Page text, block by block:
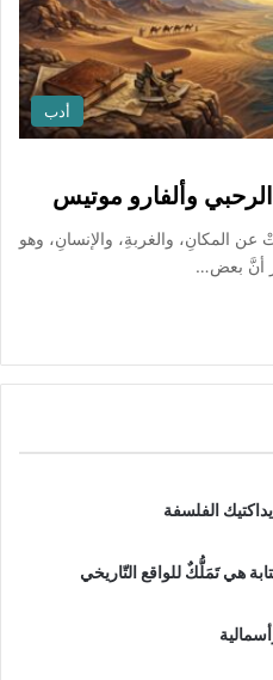
أدب
وألفارو موتيس
المكانِ، والغربةِ، والإنسانِ، وهو
أنَّ بعض…
الفلسفة
هي تَمَلُّكٌ للواقع التّاريخي